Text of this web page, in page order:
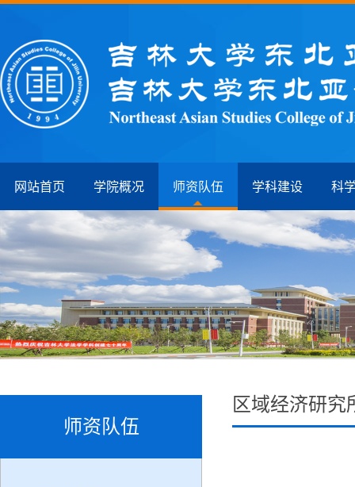
网站首页 学院概况 师资队伍 学科建设 科
师资队伍
区域经济研究